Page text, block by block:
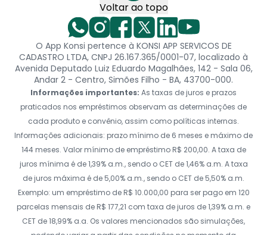
Voltar ao topo
O App Konsi pertence à KONSI APP SERVICOS DE
CADASTRO LTDA, CNPJ 26.167.365/0001-07, localizado à
Avenida Deputado Luiz Eduardo Magalhães, 142 - Sala 06,
Andar 2 - Centro, Simões Filho - BA, 43700-000.
Informações importantes: As taxas de juros e prazos
praticados nos empréstimos observam as determinações de
cada produto e convênio, assim como políticas internas.
Informações adicionais: prazo mínimo de 6 meses e máximo de
144 meses. Valor mínimo de empréstimo R$ 200,00. A taxa de
juros mínima é de 1,39% a.m., sendo o CET de 1,46% a.m. A taxa
de juros máxima é de 5,00% a.m., sendo o CET de 5,50% a.m.
Exemplo: um empréstimo de R$ 10.000,00 para ser pago em 120
parcelas mensais de R$ 177,21 com taxa de juros de 1,39% a.m. e
CET de 18,99% a.a. Os valores mencionados são simulações,